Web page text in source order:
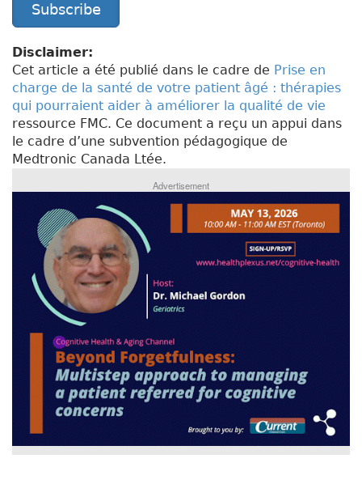
Subscribe
Disclaimer:
Cet article a été publié dans le cadre de Prise en
charge de la santé de votre patient âgé : thérapies
qui pourraient aider à améliorer la qualité de vie
ressource FMC. Ce document a reçu un appui dans
le cadre d’une subvention pédagogique de
Medtronic Canada Ltée.
Advertisement